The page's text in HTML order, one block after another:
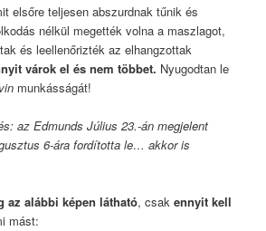
elsőre teljesen abszurdnak tűnik és
nélkül megették volna a maszlagot,
és leellenőrizték az elhangzottak
várok el és nem többet. Nyugodtan le
munkásságát!
az Edmunds Július 23.-án megjelent
6-ára fordította le… akkor is
az alábbi képen látható, csakennyit kell
mást: